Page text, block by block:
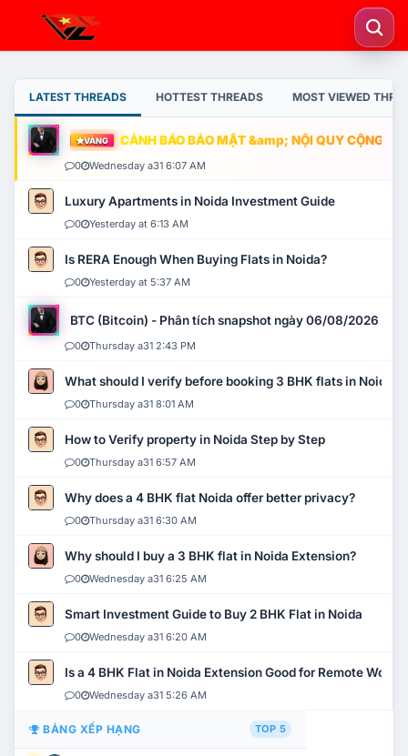
LATEST THREADS HOTTEST THREADS MOST VIEWED
VÀNG CẢNH BÁO BẢO MẬT &amp; NỘI QUY CỘNG
0 Wednesday a31 6:07 AM
Luxury Apartments in Noida Investment Guide
0 Yesterday at 6:13 AM
Is RERA Enough When Buying Flats in Noida?
0 Yesterday at 5:37 AM
BTC (Bitcoin) - Phân tích snapshot ngày 06/08/2026
0 Thursday a31 2:43 PM
What should I verify before booking 3 BHK flats in Noida?
0 Thursday a31 8:01 AM
How to Verify property in Noida Step by Step
0 Thursday a31 6:57 AM
Why does a 4 BHK flat Noida offer better privacy?
0 Thursday a31 6:30 AM
Why should I buy a 3 BHK flat in Noida Extension?
0 Wednesday a31 6:25 AM
Smart Investment Guide to Buy 2 BHK Flat in Noida
0 Wednesday a31 6:20 AM
Is a 4 BHK Flat in Noida Extension Good for Remote Work?
0 Wednesday a31 5:26 AM
BẢNG XẾP HẠNG TOP 5